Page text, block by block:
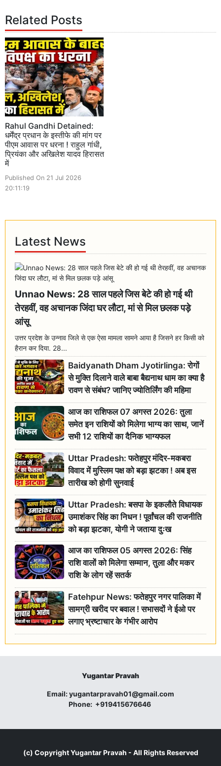
Related Posts
Rahul Gandhi Detained:
धर्मेंद्र प्रधान के इस्तीफे की मांग पर
पीएम आवास पर धरना ! राहुल गांधी,
प्रियंका और अखिलेश यादव हिरासत
में
Published On 21 Jul 2026
20:11:19
Latest News
Unnao News: 28 साल पहले जिस बेटे की हो गई थी
तेरहवीं, वह अचानक जिंदा घर लौटा, मां से मिल छलक पड़े
आंसू
उत्तर प्रदेश के उन्नाव जिले से एक ऐसा मामला सामने आया है जिसने हर किसी को
हैरान कर दिया. 28...
Baidyanath Dham Jyotirlinga: रोगों
से मुक्ति दिलाने वाले बाबा बैद्यनाथ धाम का क्या है
रावण से संबंध? जानिए ज्योतिर्लिंग की महिमा
आज का राशिफल 07 अगस्त 2026: तुला
समेत इन राशियों को मिलेगा भाग्य का साथ, जानें
सभी 12 राशियों का दैनिक भाग्यफल
Uttar Pradesh: फतेहपुर मंदिर-मकबरा
विवाद में मुस्लिम पक्ष को बड़ा झटका ! अब इस
तारीख को होगी सुनवाई
Uttar Pradesh: बसपा के इकलौते विधायक
उमाशंकर सिंह का निधन ! पूर्वांचल की राजनीति
को बड़ा झटका, योगी ने जताया दुःख
आज का राशिफल 05 अगस्त 2026: सिंह
राशि वालों को मिलेगा सम्मान, तुला और मकर
राशि के लोग रहें सतर्क
Fatehpur News: फतेहपुर नगर पालिका में
सामग्री खरीद पर बवाल ! सभासदों ने ईओ पर
लगाए भ्रष्टाचार के गंभीर आरोप
Yugantar Pravah
Email:yugantarpravah01@gmail.com
Phone: +919415676646
(c) CopyrightYugantar Pravah - All Rights Reserved